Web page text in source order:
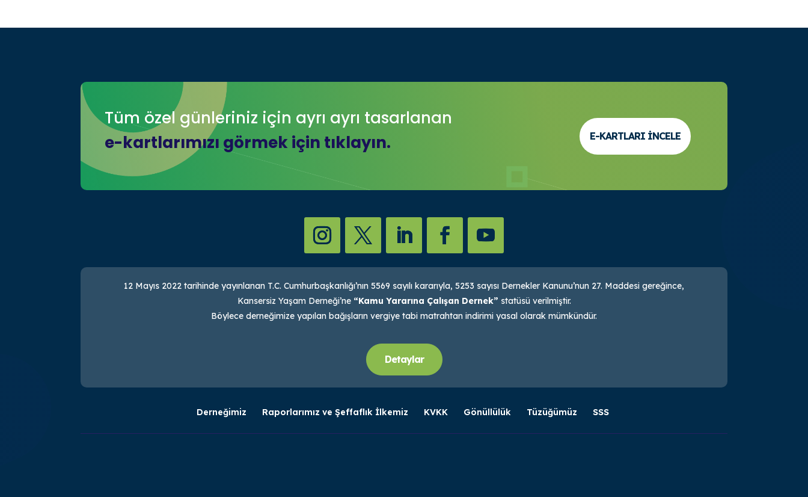
Tüm özel günleriniz için ayrı ayrı tasarlanan
e-kartlarımızı görmek için tıklayın.
E-KARTLARI İNCELE
12 Mayıs 2022 tarihinde yayınlanan T.C. Cumhurbaşkanlığı’nın 5569 sayılı kararıyla, 5253 sayısı Dernekler Kanunu’nun 27. Maddesi gereğince,
Kansersiz Yaşam Derneği’ne “Kamu Yararına Çalışan Dernek” statüsü verilmiştir.
Böylece derneğimize yapılan bağışların vergiye tabi matrahtan indirimi yasal olarak mümkündür.
Detaylar
Derneğimiz Raporlarımız ve Şeffaflık İlkemiz KVKK Gönüllülük Tüzüğümüz SSS